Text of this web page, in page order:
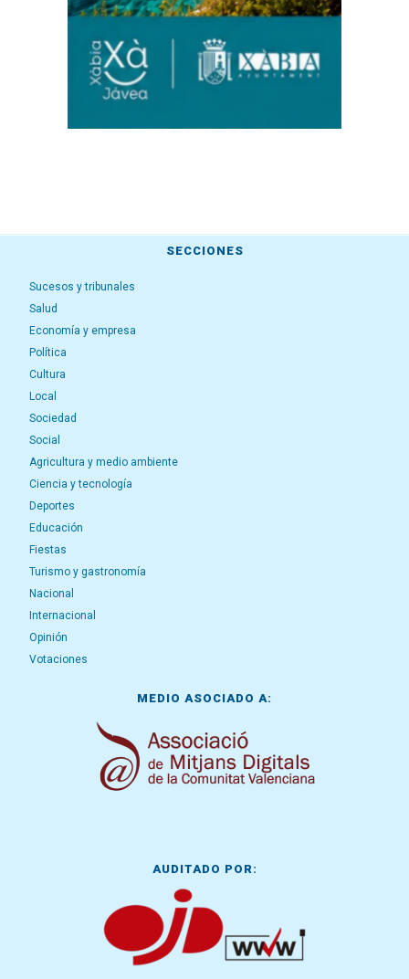
SECCIONES
Sucesos y tribunales
Salud
Economía y empresa
Política
Cultura
Local
Sociedad
Social
Agricultura y medio ambiente
Ciencia y tecnología
Deportes
Educación
Fiestas
Turismo y gastronomía
Nacional
Internacional
Opinión
Votaciones
MEDIO ASOCIADO A:
AUDITADO POR: